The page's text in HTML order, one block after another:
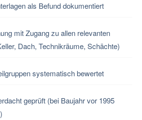
als Befund dokumentiert
mit Zugang zu allen relevanten
Dach, Technikräume, Schächte)
systematisch bewertet
geprüft (bei Baujahr vor 1995